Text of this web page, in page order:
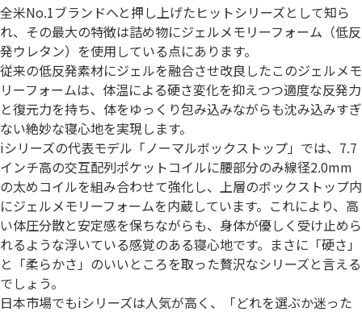
全米No.1ブランドへと押し上げたヒットシリーズとして知ら
れ、その最大の特徴は詰め物にジェルメモリーフォーム（低反
発ウレタン）を使用している点にあります。
従来の低反発素材にジェルを融合させ改良したこのジェルメモ
リーフォームは、体温による硬さ変化を抑えつつ適度な反発力
と復元力を持ち、体をゆっくり包み込みながらも沈み込みすぎ
ない絶妙な寝心地を実現します。
iシリーズの代表モデル「ノーマルボックストップ」では、7.7
インチ高の交互配列ポケットコイルに腰部分のみ線径2.0mm
の太めコイルを組み合わせて強化し、上層のボックストップ内
にジェルメモリーフォームを内蔵しています。これにより、高
い体圧分散と安定感を保ちながらも、身体が優しく受け止めら
れるような浮いている感覚のある寝心地です。まさに「硬さ」
と「柔らかさ」のいいところを取った贅沢なシリーズと言える
でしょう。
日本市場でもiシリーズは人気が高く、「どれを選ぶか迷った